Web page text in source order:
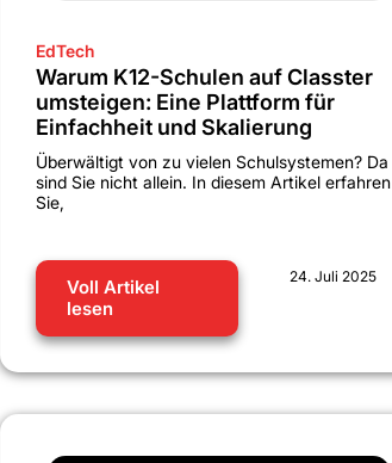
EdTech
Warum K12-Schulen auf Classter
umsteigen: Eine Plattform für
Einfachheit und Skalierung
Überwältigt von zu vielen Schulsystemen? Da
sind Sie nicht allein. In diesem Artikel erfahren
Sie,
Voll Artikel
lesen
24. Juli 2025